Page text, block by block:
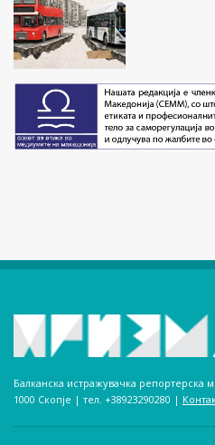
Балканска истражувачка
1000 Скопје | тел. +38923290280­ |